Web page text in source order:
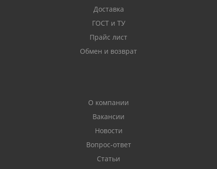
Доставка
ГОСТ и ТУ
Прайс лист
Обмен и возврат
О компании
Вакансии
Новости
Вопрос-ответ
Статьи